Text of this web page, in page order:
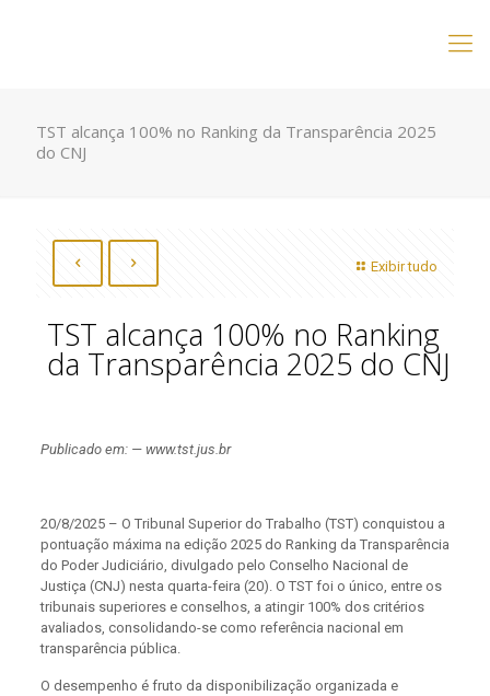
TST alcança 100% no Ranking da Transparência 2025
do CNJ
Exibir tudo
TST alcança 100% no Ranking
da Transparência 2025 do CNJ
Publicado em: — www.tst.jus.br
20/8/2025 – O Tribunal Superior do Trabalho (TST) conquistou a
pontuação máxima na edição 2025 do Ranking da Transparência
do Poder Judiciário, divulgado pelo Conselho Nacional de
Justiça (CNJ) nesta quarta-feira (20). O TST foi o único, entre os
tribunais superiores e conselhos, a atingir 100% dos critérios
avaliados, consolidando-se como referência nacional em
transparência pública.
O desempenho é fruto da disponibilização organizada e